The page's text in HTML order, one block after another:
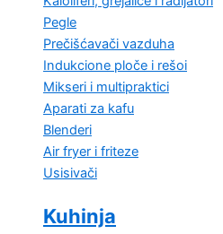
Pegle
Prečišćavači vazduha
Indukcione ploče i rešoi
Mikseri i multipraktici
Aparati za kafu
Blenderi
Air fryer i friteze
Usisivači
Kuhinja